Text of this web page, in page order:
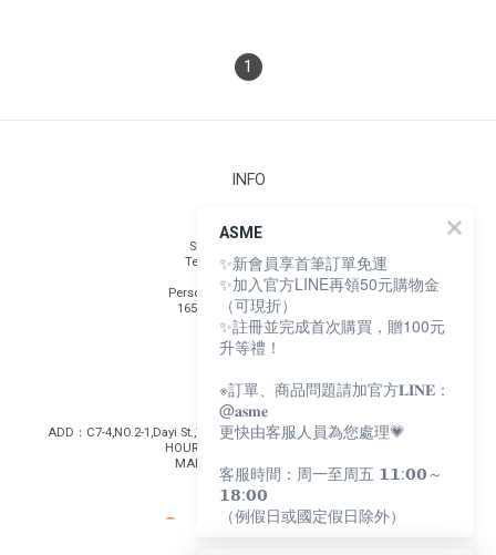
1
INFO
Safety Testing
Shopping Guidelines
Terms and Conditions
Privacy Policy
Personal Data Protection Act
165 Anti-Fraud Statement
Contact
ADD：C7-4,NO.2-1,Dayi St.,Yancheg Dist.,Kaohsiung City 803003,Taiwan
HOURS：MON-FRI 11:00-17:30
MAIL：contact@asme.life
ASME
✨新會員享首筆訂單免運
✨加入官方LINE再領50元購物金
（可現折）
✨註冊並完成首次購買，贈100元
升等禮！
※訂單、商品問題請加官方𝐋𝐈𝐍𝐄：
@𝐚𝐬𝐦𝐞
更快由客服人員為您處理💗
客服時間：周一至周五 𝟭𝟭:𝟬𝟬～
𝟭𝟴:𝟬𝟬
（例假日或國定假日除外）